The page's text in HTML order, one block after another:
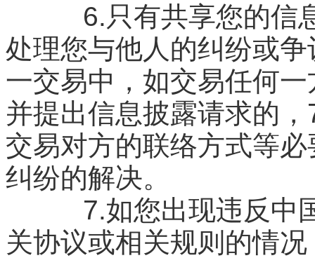
6.只有共享您的信息
处理您与他人的纠纷或
一交易中，如交易任何
并提出信息披露请求的
交易对方的联络方式等
纠纷的解决。
7.如您出现违反中国
关协议或相关规则的情